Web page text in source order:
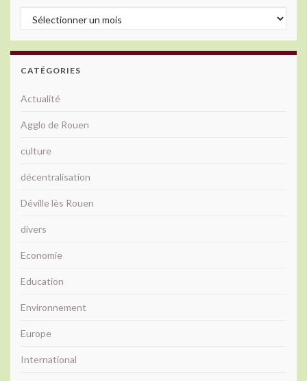
Archives
CATÉGORIES
Actualité
Agglo de Rouen
culture
décentralisation
Déville lès Rouen
divers
Economie
Education
Environnement
Europe
International